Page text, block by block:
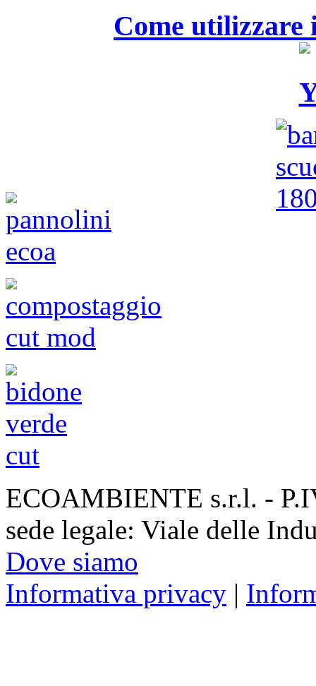
Come utilizzare
ECOAMBIENTE s.r.l. -
sede legale: Viale delle
Dove siamo
Informativa privacy |